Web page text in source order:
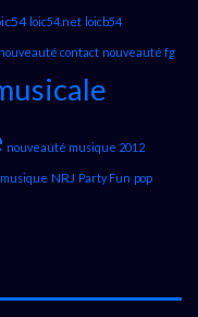
loic54.net loicb54
nouveauté contact nouveauté fg
nouveauté musique 2012
NRJ Party Fun pop